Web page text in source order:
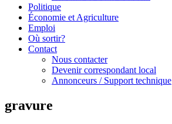
Politique
Économie et Agriculture
Emploi
Où sortir?
Contact
Nous contacter
Devenir correspondant local
Annonceurs / Support technique
gravure